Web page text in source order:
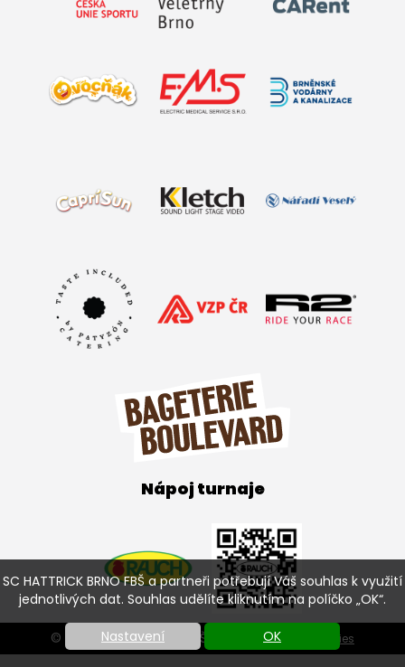
SC HATTRICK BRNO FBŠ a partneři potřebují Váš souhlas k využití
jednotlivých dat. Souhlas udělíte kliknutím na políčko „OK“.
Nastavení OK
Nápoj turnaje
© SC HATTRICK BRNO FBŠ 2026 | Nastavení cookies